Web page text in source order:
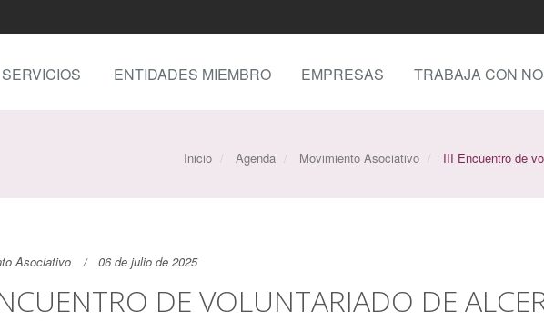
SERVICIOS ENTIDADES MIEMBRO EMPRESAS TRABAJA CON
Inicio Agenda Movimiento Asociativo III Encuentro de
Asociativo 06 de julio de 2025
DE VOLUNTARIADO DE